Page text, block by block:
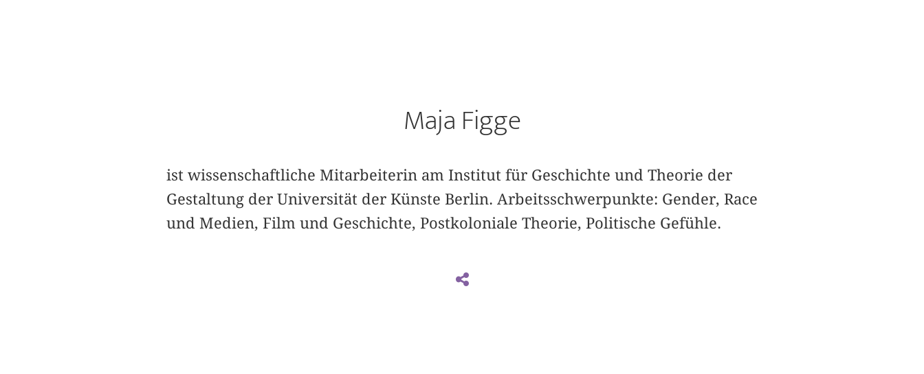
Maja Figge
ist wissenschaftliche Mitarbeiterin am Institut für Geschichte und Theorie der
Gestaltung der Universität der Künste Berlin. Arbeitsschwerpunkte: Gender, Race
und Medien, Film und Geschichte, Postkoloniale Theorie, Politische Gefühle.